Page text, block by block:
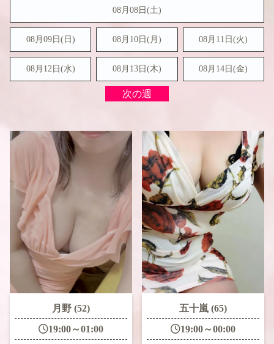
08月08日(土)
08月09日( 日 ) 08月10日(月) 08月11日(火)
08月12日(水) 08月13日(木) 08月14日(金)
次の週
月野 (52)
19:00～01:00
五十嵐 (65)
19:00～00:00